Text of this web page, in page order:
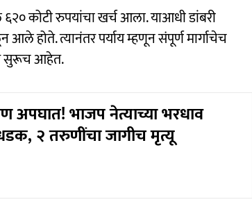
कोटी रुपयांचा खर्च आला. याआधी डांबरी
होते. त्यानंतर पर्याय म्हणून संपूर्ण मार्गाचेच
सुरूच आहेत.
अपघात! भाजप नेत्याच्या भरधाव
२ तरुणींचा जागीच मृत्यू